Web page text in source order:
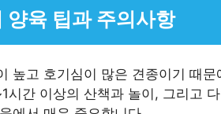
양육 팁과 주의사항
높고 호기심이 많은 견종이기 때
시간 이상의 산책과 놀이, 그리고